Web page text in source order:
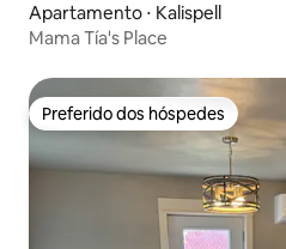
Apartamento ⋅ Kalispell
Mama Tía's Place
Preferido dos hóspedes
Preferido dos hóspedes